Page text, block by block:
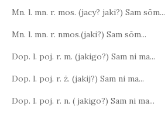
Mn. l. mn. r. mos. (jacy? jaki?) Sam sōm...
Mn. l. mn. r. nmos.(jaki?) Sam sōm...
Dop. l. poj. r. m. (jakigo?) Sam ni ma...
Dop. l. poj. r. ż. (jakij?) Sam ni ma...
Dop. l. poj. r. n. ( jakigo?) Sam ni ma...